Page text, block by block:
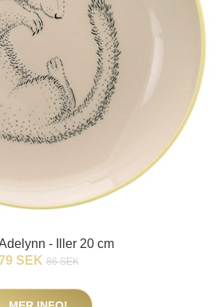
- Iller 20 cm
SEK 86 SEK